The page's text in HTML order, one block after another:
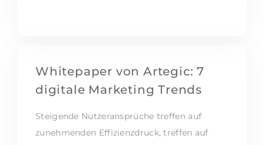
Whitepaper von Artegic: 7
digitale Marketing Trends
Steigende Nutzeransprüche treffen auf
zunehmenden Effizienzdruck, treffen auf